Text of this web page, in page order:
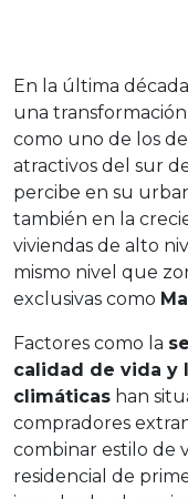
En la última
una
como uno de los
atractivos del sur
percibe en su
también en la
viviendas de alto
mismo nivel que
exclusivas como
Factores como la
calidad de vida y
climáticas han
compradores
combinar estilo de
residencial de